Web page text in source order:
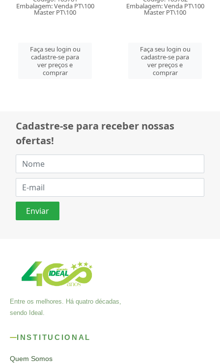
Embalagem: Venda PT\100
Master PT\100
Faça seu login ou
cadastre-se para
ver preços e
comprar
Embalagem: Venda PT\100
Master PT\100
Faça seu login ou
cadastre-se para
ver preços e
comprar
Cadastre-se para receber nossas
ofertas!
Entre os melhores. Há quatro décadas,
sendo Ideal.
INSTITUCIONAL
Quem Somos